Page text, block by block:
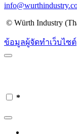
© Würth Industry
ข้อมูลผู้จัดทำเว็บไซต์
*